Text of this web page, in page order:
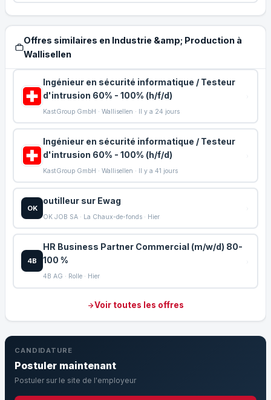
Offres similaires en Industrie &amp; Production à
Wallisellen
Ingénieur en sécurité informatique / Testeur
d'intrusion 60% - 100% (h/f/d)
KastGroup GmbH · Wallisellen · Il y a 24 jours
Ingénieur en sécurité informatique / Testeur
d'intrusion 60% - 100% (h/f/d)
KastGroup GmbH · Wallisellen · Il y a 41 jours
OK
outilleur sur Ewag
OK JOB SA · La Chaux-de-fonds · Hier
4B
HR Business Partner Commercial (m/w/d) 80-
100 %
4B AG · Rolle · Hier
Voir toutes les offres
CANDIDATURE
Postuler maintenant
Postuler sur le site de l'employeur